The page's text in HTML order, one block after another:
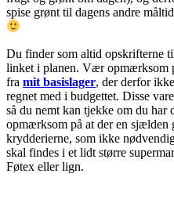
spise grønt til dagens andre
Du finder som altid opskrifterne
linket i planen. Vær opmærksom
fra mit basislager, der derfor
regnet med i budgettet. Disse
så du nemt kan tjekke om du
opmærksom på at der en sjælden
krydderierne, som ikke
skal findes i et lidt større
Føtex eller lign.